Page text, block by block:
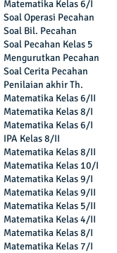
Matematika Kelas 6/I
Soal Operasi Pecahan
Soal Bil. Pecahan
Soal Pecahan Kelas 5
Mengurutkan Pecahan
Soal Cerita Pecahan
Penilaian akhir Th.
Matematika Kelas 6/II
Matematika Kelas 8/I
Matematika Kelas 6/I
IPA Kelas 8/II
Matematika Kelas 8/II
Matematika Kelas 10/I
Matematika Kelas 9/I
Matematika Kelas 9/II
Matematika Kelas 5/II
Matematika Kelas 4/II
Matematika Kelas 8/I
Matematika Kelas 7/I